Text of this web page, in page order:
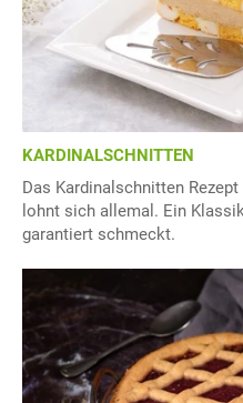
KARDINALSCHNITTEN
Das Kardinalschnitten
lohnt sich allemal. Ein
garantiert schmeckt.